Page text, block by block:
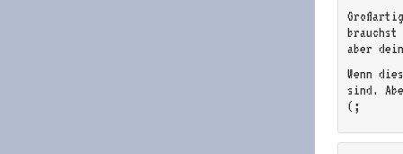
brauchst
aber
Wenn
sind.
(;